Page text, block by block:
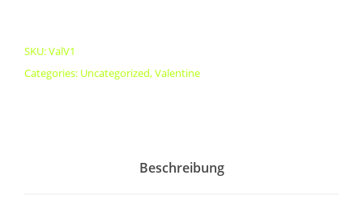
SKU:ValV1
Categories: Uncategorized,Valentine
Beschreibung